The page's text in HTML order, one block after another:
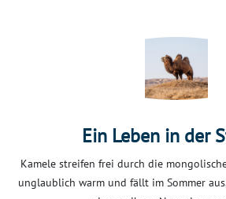
Ein Leben in der
Kamele streifen frei durch die
unglaublich warm und fällt im Sommer